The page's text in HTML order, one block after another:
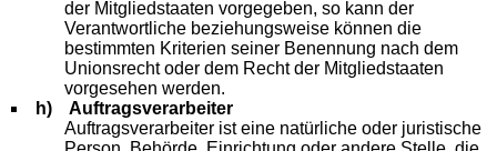
der Mitgliedstaaten vorgegeben, so kann der
Verantwortliche beziehungsweise können die
bestimmten Kriterien seiner Benennung nach dem
Unionsrecht oder dem Recht der Mitgliedstaaten
vorgesehen werden.
h) Auftragsverarbeiter
Auftragsverarbeiter ist eine natürliche oder juristische